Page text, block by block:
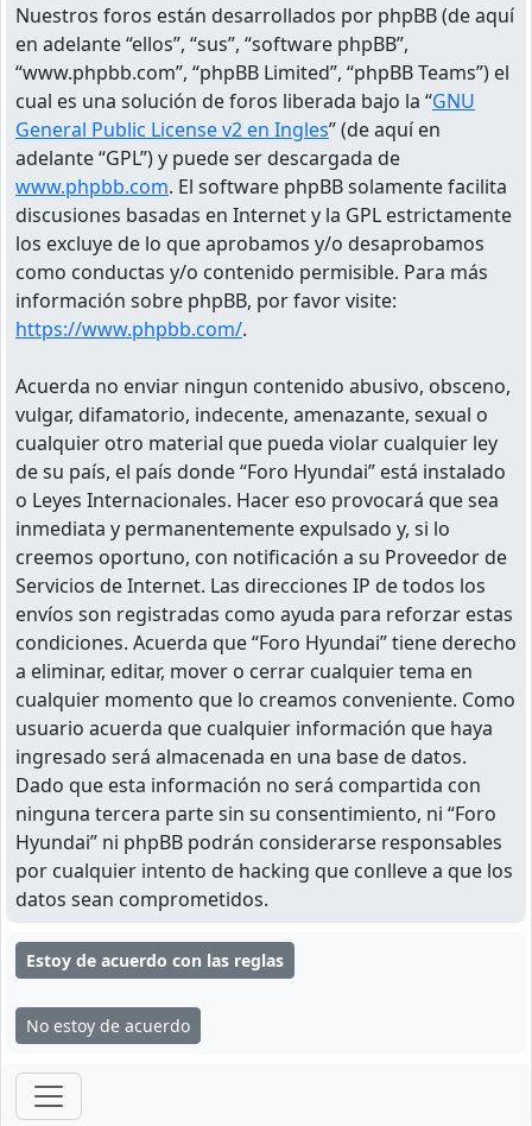
Nuestros foros están desarrollados por phpBB (de aquí
en adelante “ellos”, “sus”, “software phpBB”,
“www.phpbb.com”, “phpBB Limited”, “phpBB Teams”) el
cual es una solución de foros liberada bajo la “GNU
General Public License v2 en Ingles” (de aquí en
adelante “GPL”) y puede ser descargada de
www.phpbb.com. El software phpBB solamente facilita
discusiones basadas en Internet y la GPL estrictamente
los excluye de lo que aprobamos y/o desaprobamos
como conductas y/o contenido permisible. Para más
información sobre phpBB, por favor visite:
https://www.phpbb.com/.
Acuerda no enviar ningun contenido abusivo, obsceno,
vulgar, difamatorio, indecente, amenazante, sexual o
cualquier otro material que pueda violar cualquier ley
de su país, el país donde “Foro Hyundai” está instalado
o Leyes Internacionales. Hacer eso provocará que sea
inmediata y permanentemente expulsado y, si lo
creemos oportuno, con notificación a su Proveedor de
Servicios de Internet. Las direcciones IP de todos los
envíos son registradas como ayuda para reforzar estas
condiciones. Acuerda que “Foro Hyundai” tiene derecho
a eliminar, editar, mover o cerrar cualquier tema en
cualquier momento que lo creamos conveniente. Como
usuario acuerda que cualquier información que haya
ingresado será almacenada en una base de datos.
Dado que esta información no será compartida con
ninguna tercera parte sin su consentimiento, ni “Foro
Hyundai” ni phpBB podrán considerarse responsables
por cualquier intento de hacking que conlleve a que los
datos sean comprometidos.